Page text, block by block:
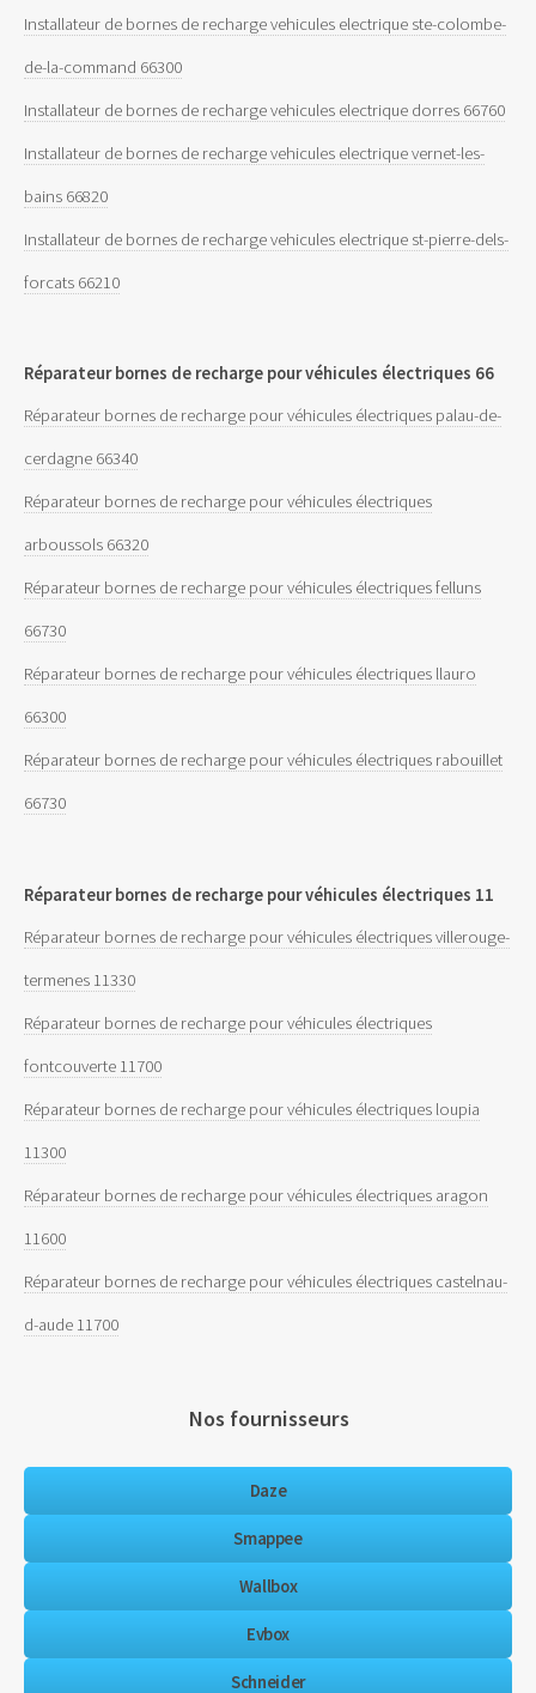
Installateur de bornes de recharge vehicules electrique ste-colombe-
de-la-command 66300
Installateur de bornes de recharge vehicules electrique dorres 66760
Installateur de bornes de recharge vehicules electrique vernet-les-
bains 66820
Installateur de bornes de recharge vehicules electrique st-pierre-dels-
forcats 66210
Réparateur bornes de recharge pour véhicules électriques 66
Réparateur bornes de recharge pour véhicules électriques palau-de-
cerdagne 66340
Réparateur bornes de recharge pour véhicules électriques
arboussols 66320
Réparateur bornes de recharge pour véhicules électriques felluns
66730
Réparateur bornes de recharge pour véhicules électriques llauro
66300
Réparateur bornes de recharge pour véhicules électriques rabouillet
66730
Réparateur bornes de recharge pour véhicules électriques 11
Réparateur bornes de recharge pour véhicules électriques villerouge-
termenes 11330
Réparateur bornes de recharge pour véhicules électriques
fontcouverte 11700
Réparateur bornes de recharge pour véhicules électriques loupia
11300
Réparateur bornes de recharge pour véhicules électriques aragon
11600
Réparateur bornes de recharge pour véhicules électriques castelnau-
d-aude 11700
Nos fournisseurs
Daze
Smappee
Wallbox
Evbox
Schneider